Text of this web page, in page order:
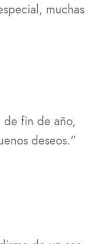
muchas
fin de año,
deseos."